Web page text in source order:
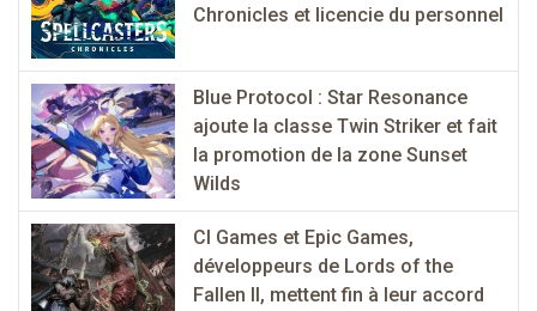
Chronicles et licencie du personnel
Blue Protocol : Star Resonance
ajoute la classe Twin Striker et fait
la promotion de la zone Sunset
Wilds
CI Games et Epic Games,
développeurs de Lords of the
Fallen II, mettent fin à leur accord